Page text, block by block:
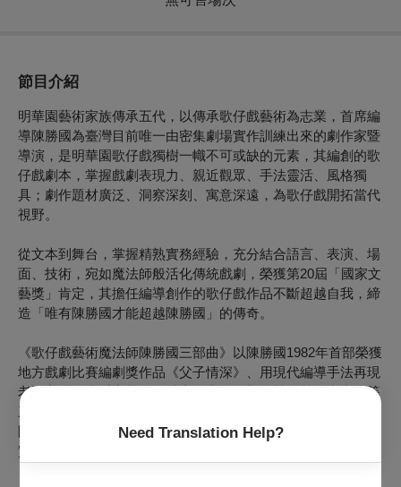
Need Translation Help?
節目介紹
明華園藝術家族傳承五代，以傳承歌仔戲藝術為志業，首席編
導陳勝國為臺灣目前唯一由密集劇場實作訓練出來的劇作家暨
導演，是明華園歌仔戲獨樹一幟不可或缺的元素，其編創的歌
仔戲劇本，掌握戲劇表現力、親近觀眾、手法靈活、風格獨
具；劇作題材廣泛、洞察深刻、寓意深遠，為歌仔戲開拓當代
視野。
從文本到舞台，掌握精熟實務經驗，充分結合語言、表演、場
面、技術，宛如魔法師般活化傳統戲劇，榮獲第20屆「國家文
藝獎」肯定，其擔任編導創作的歌仔戲作品不斷超越自我，締
造「唯有陳勝國才能超越陳勝國」的傳奇。
《歌仔戲藝術魔法師陳勝國三部曲》以陳勝國1982年首部榮獲
地方戲劇比賽編劇獎作品《父子情深》、用現代編導手法再現
老團主陳明吉看家戲《酒醉賣江山》、新編神仙戲《崑崙》等
三部大戲，分別由明華園藝術家族第三代「天字團」、「黃字
團」及「繡花園」接力演出，藉以展現歌仔戲藝術魔法師創作
實力。